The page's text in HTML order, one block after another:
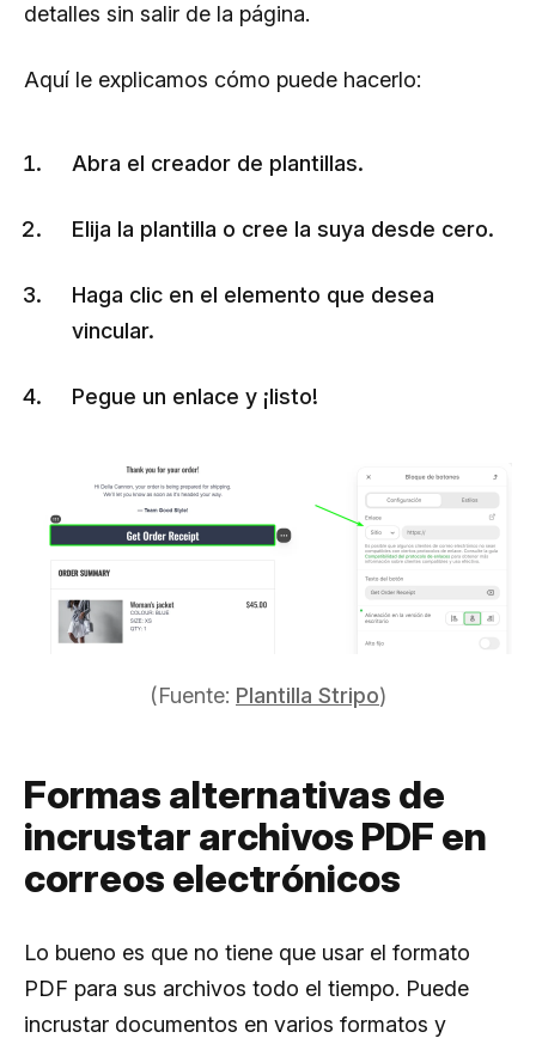
detalles sin salir de la página.
Aquí le explicamos cómo puede hacerlo:
Abra el creador de plantillas.
Elija la plantilla o cree la suya desde cero.
Haga clic en el elemento que desea
vincular.
Pegue un enlace y ¡listo!
(Fuente: Plantilla Stripo)
Formas alternativas de
incrustar archivos PDF en
correos electrónicos
Lo bueno es que no tiene que usar el formato
PDF para sus archivos todo el tiempo. Puede
incrustar documentos en varios formatos y